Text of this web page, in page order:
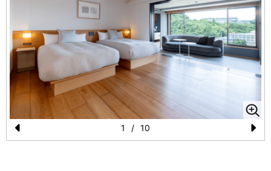
Pr
N
1 / 10